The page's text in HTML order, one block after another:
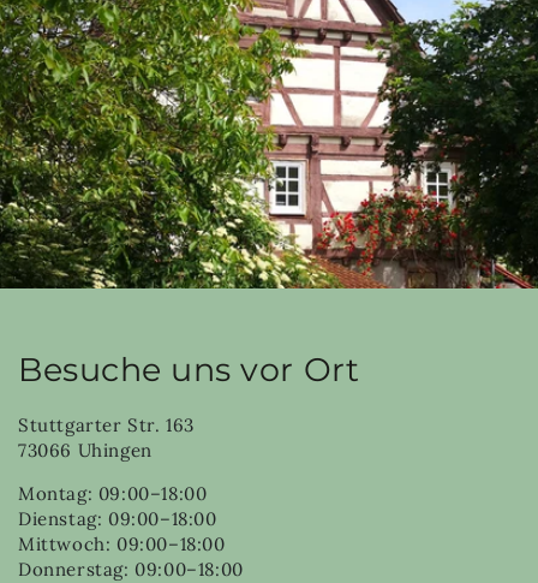
Besuche uns vor Ort
Stuttgarter Str. 163
73066 Uhingen
Montag: 09:00–18:00
Dienstag: 09:00–18:00
Mittwoch: 09:00–18:00
Donnerstag: 09:00–18:00